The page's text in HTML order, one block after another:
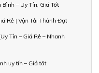
– Uy Tín, Giá Tốt
Rẻ | Vận Tải Thành Đạt
Tín – Giá Rẻ – Nhanh
uy tín – Giá tốt